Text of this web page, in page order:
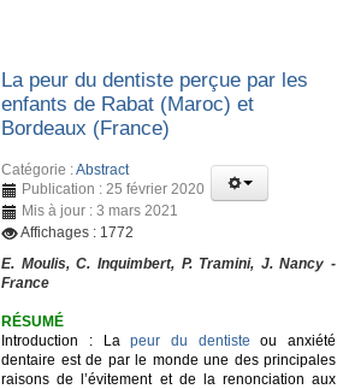
La peur du dentiste perçue par les
enfants de Rabat (Maroc) et
Bordeaux (France)
Catégorie :Abstract
Publication : 25 février 2020
Mis à jour : 3 mars 2021
Affichages : 1772
E. Moulis, C. Inquimbert, P. Tramini, J. Nancy -
France
RÉSUMÉ
Introduction : Lapeur du dentiste ou anxiété
dentaire est de par le monde une des principales
raisons de l’évitement et de la renonciation aux